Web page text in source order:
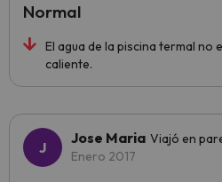
El agua de la piscina termal no
caliente.
Normal
Jose Maria Viajó en
Enero 2017